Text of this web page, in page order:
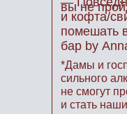
*Дамы и
сильного
не смогут
и стать
вы не
и кофта/
помешать
бар by